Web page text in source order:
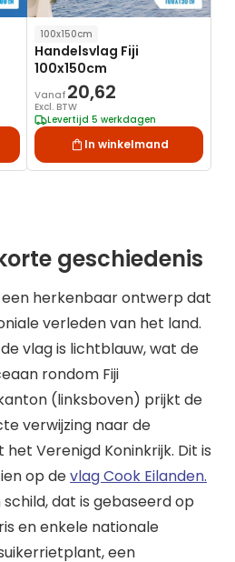
100x150cm
Handelsvlag Fiji
100x150cm
Vanaf 20,62
Excl. BTW
Levertijd 5 werkdagen
In winkelmand
geschiedenis
een herkenbaar ontwerp dat
verleden van het land.
vlag is lichtblauw, wat de
rondom Fiji
(linksboven) prijkt de
verwijzing naar de
Verenigd Koninkrijk. Dit is
op devlag Cook Eilanden.
dat is gebaseerd op
en enkele nationale
een